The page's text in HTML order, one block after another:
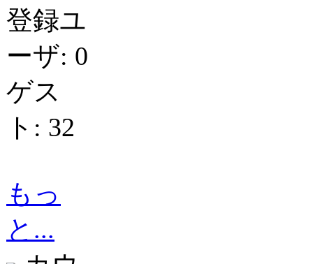
登録ユ
ーザ: 0
ゲス
ト: 32
もっ
と...